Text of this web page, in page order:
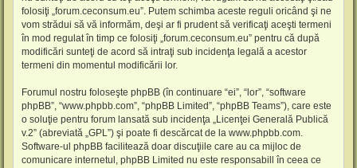
folosiţi „forum.ceconsum.eu”. Putem schimba aceste reguli oricând şi ne
vom strădui să vă informăm, deşi ar fi prudent să verificaţi aceşti termeni
în mod regulat în timp ce folosiţi „forum.ceconsum.eu” pentru că după
modificări sunteţi de acord să intraţi sub incidenţa legală a acestor
termeni din momentul modificării lor.
Forumul nostru foloseşte phpBB (în continuare “ei”, “lor”, “software
phpBB”, “www.phpbb.com”, “phpBB Limited”, “phpBB Teams”), care este
o soluţie pentru forum lansată sub incidenţa „Licenţei Generală Publică
v.2” (abreviată „GPL”) şi poate fi descărcat de la www.phpbb.com.
Software-ul phpBB facilitează doar discuţiile care au ca mijloc de
comunicare internetul, phpBB Limited nu este responsabill în ceea ce